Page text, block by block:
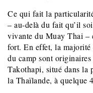
Ce qui fait la
– au-delà du fait qu’il
vivante du Muay Thai –
fort. En effet, la majorité
du camp sont
Takothapi, situé dans la
la Thaïlande, à quelque